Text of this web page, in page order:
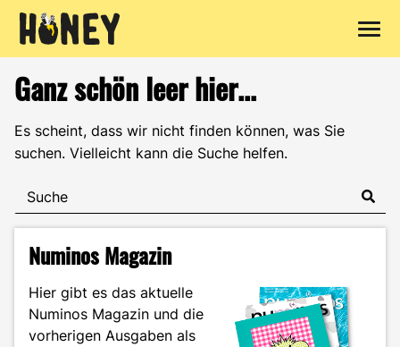
Inhalt
springen
Ganz schön leer hier...
Es scheint, dass wir nicht finden können, was Sie
suchen. Vielleicht kann die Suche helfen.
Numinos Magazin
Hier gibt es das aktuelle
Numinos Magazin und die
vorherigen Ausgaben als